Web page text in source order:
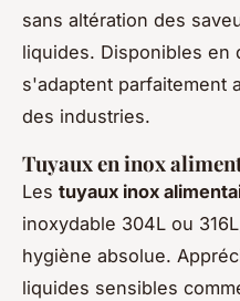
sans altération des
liquides. Disponibles en
s'adaptent parfaitement
des industries.
Tuyaux en inox
Les tuyaux inox
inoxydable 304L ou
hygiène absolue.
liquides sensibles